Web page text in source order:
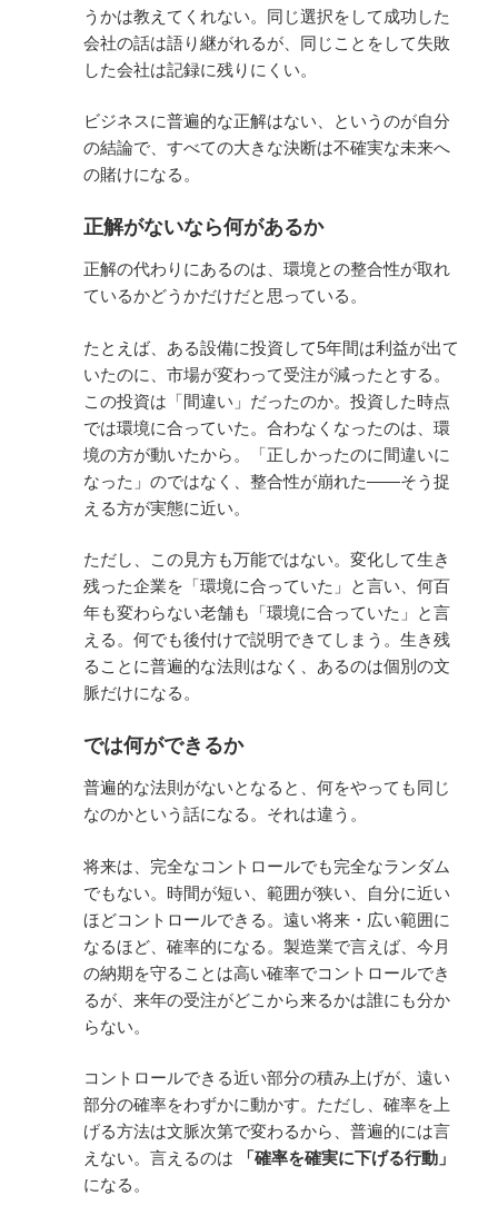
うかは教えてくれない。同じ選択をして成功した
会社の話は語り継がれるが、同じことをして失敗
した会社は記録に残りにくい。
ビジネスに普遍的な正解はない、というのが自分
の結論で、すべての大きな決断は不確実な未来へ
の賭けになる。
正解がないなら何があるか
正解の代わりにあるのは、環境との整合性が取れ
ているかどうかだけだと思っている。
たとえば、ある設備に投資して5年間は利益が出て
いたのに、市場が変わって受注が減ったとする。
この投資は「間違い」だったのか。投資した時点
では環境に合っていた。合わなくなったのは、環
境の方が動いたから。「正しかったのに間違いに
なった」のではなく、整合性が崩れた——そう捉
える方が実態に近い。
ただし、この見方も万能ではない。変化して生き
残った企業を「環境に合っていた」と言い、何百
年も変わらない老舗も「環境に合っていた」と言
える。何でも後付けで説明できてしまう。生き残
ることに普遍的な法則はなく、あるのは個別の文
脈だけになる。
では何ができるか
普遍的な法則がないとなると、何をやっても同じ
なのかという話になる。それは違う。
将来は、完全なコントロールでも完全なランダム
でもない。時間が短い、範囲が狭い、自分に近い
ほどコントロールできる。遠い将来・広い範囲に
なるほど、確率的になる。製造業で言えば、今月
の納期を守ることは高い確率でコントロールでき
るが、来年の受注がどこから来るかは誰にも分か
らない。
コントロールできる近い部分の積み上げが、遠い
部分の確率をわずかに動かす。ただし、確率を上
げる方法は文脈次第で変わるから、普遍的には言
えない。言えるのは
「確率を確実に下げる行動」
になる。